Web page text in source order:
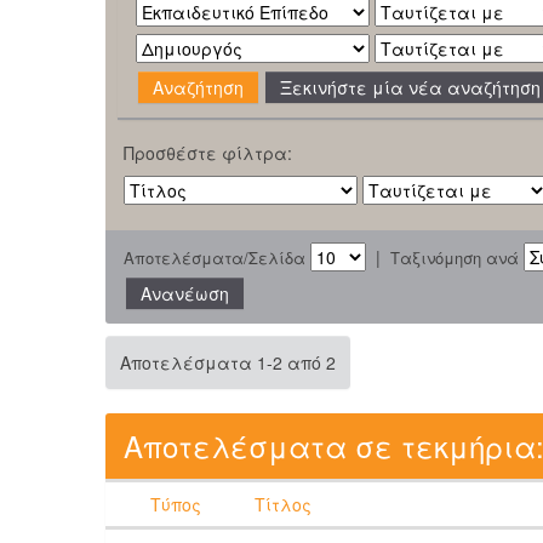
Ξεκινήστε μία νέα αναζήτηση
Προσθέστε φίλτρα:
Αποτελέσματα/Σελίδα | Ταξινόμηση ανά
Αποτελέσματα 1-2 από 2
Αποτελέσματα σε τεκμήρια:
Τύπος Τίτλος